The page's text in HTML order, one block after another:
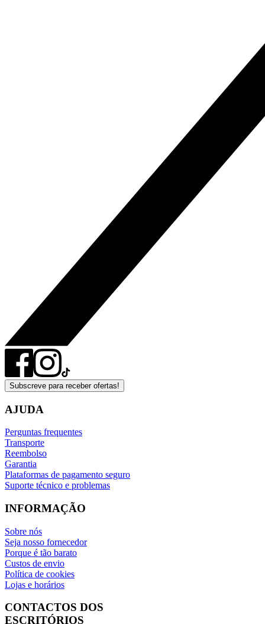
Subscreve para receber ofertas!
AJUDA
Perguntas frequentes
Transporte
Reembolso
Garantia
Plataformas de pagamento seguro
Suporte técnico e problemas
INFORMAÇÃO
Sobre nós
Seja nosso fornecedor
Porque é tão barato
Custos de envio
Política de cookies
Lojas e horários
CONTACTOS DOS
ESCRITÓRIOS